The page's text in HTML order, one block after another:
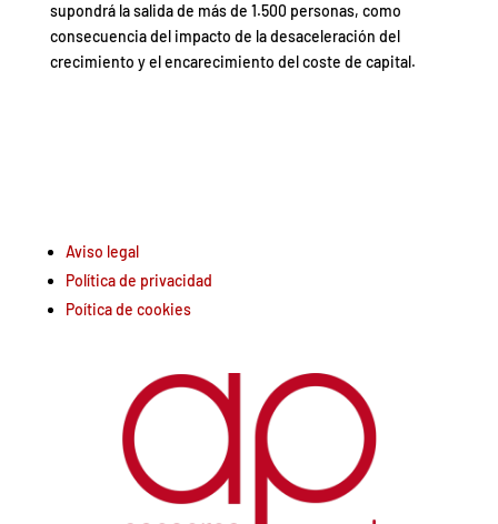
supondrá la salida de más de 1.500 personas, como
consecuencia del impacto de la desaceleración del
crecimiento y el encarecimiento del coste de capital.
Aviso legal
Política de privacidad
Poítica de cookies